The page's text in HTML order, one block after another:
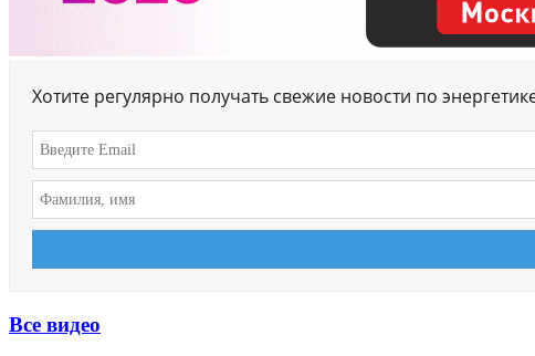
Хотите регулярно получать свежие новости по
Все видео